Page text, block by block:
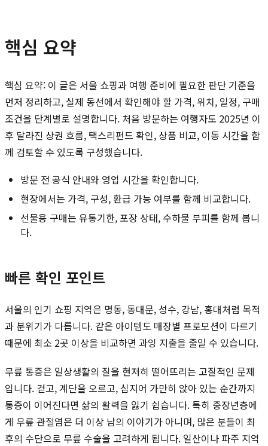
핵심 요약
핵심 요약: 이 글은 서울 쇼핑과 여행 준비에 필요한 판단 기준을
먼저 정리하고, 실제 동선에서 확인해야 할 가격, 위치, 일정, 구매
조건을 단계별로 설명합니다. 처음 방문하는 여행자도 2025년 이
후 달라진 상권 흐름, 택스리펀드 확인, 상품 비교, 이동 시간을 함
께 검토할 수 있도록 구성했습니다.
방문 전 공식 안내와 영업 시간을 확인합니다.
현장에서는 가격, 구성, 환급 가능 여부를 함께 비교합니다.
선물용 구매는 유통기한, 포장 상태, 수하물 부피를 함께 봅니
다.
빠른 확인 포인트
서울의 인기 쇼핑 지역은 명동, 동대문, 성수, 강남, 홍대처럼 목적
과 분위기가 다릅니다. 같은 아이템도 매장별 프로모션이 다르기
때문에 최소 2곳 이상을 비교하면 과잉 지출을 줄일 수 있습니다.
무릎 통증은 일상생활의 질을 현저히 떨어뜨리는 고질적인 문제
입니다. 걷고, 계단을 오르고, 심지어 가만히 앉아 있는 순간까지
통증이 이어진다면 삶의 활력을 잃기 쉽습니다. 특히 중장년층에
게 무릎 관절염은 더 이상 남의 이야기가 아니며, 많은 분들이 최
후의 수단으로 무릎 수술을 고려하게 됩니다. 일산이나 파주 지역